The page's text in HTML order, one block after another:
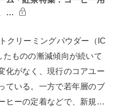
…
クリーミングパウダー（IC
ものの漸減傾向が続いて
化がなく、現行のコアユー
ている。一方で若年層のブ
ヒーの定着などで、新規…